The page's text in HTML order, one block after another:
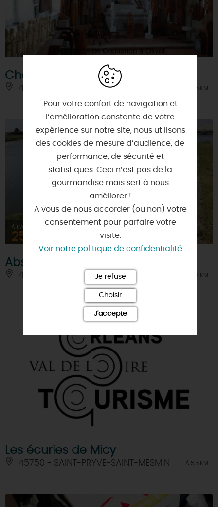
Chapelle de Couasnon
45160 - OLIVET À 3.5 KM
À PARTIR DE
25€
Absolument canoë
45000 - ORLEANS À 1 KM
Les écuries de Micy
45750 - SAINT-PRYVE-SAINT-MESMIN À 5.5 KM
Pour votre confort de navigation et
l’amélioration constante de votre
expérience sur notre site, nous utilisons
des cookies de mesure d’audience, de
performance, de sécurité et
statistiques. Ceci n’est pas de la
gourmandise mais sert à nous
améliorer !
A vous de nous accorder (ou non) votre
consentement pour parfaire votre
visite.
Voir notre politique de confidentialité
Je refuse
Choisir
J'accepte